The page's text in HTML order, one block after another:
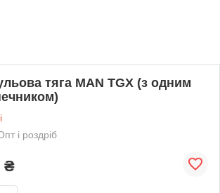
тягa МАN TGX (з одним
і роздріб
₴